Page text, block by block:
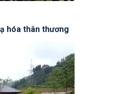
hóa thân thương